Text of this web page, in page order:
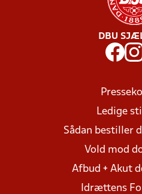
DBU
Ledige
Sådan bestiller
Vold mod
Afbud + Akut
Idrættens